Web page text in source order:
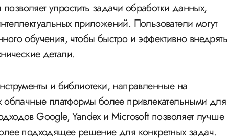
упростить задачи обработки данных,
приложений. Пользователи могут
обучения, чтобы быстро и эффективно внедрять
детали.
и библиотеки, направленные на
платформы более привлекательными для
Google, Yandex и Microsoft позволяет лучше
подходящее решение для конкретных задач.